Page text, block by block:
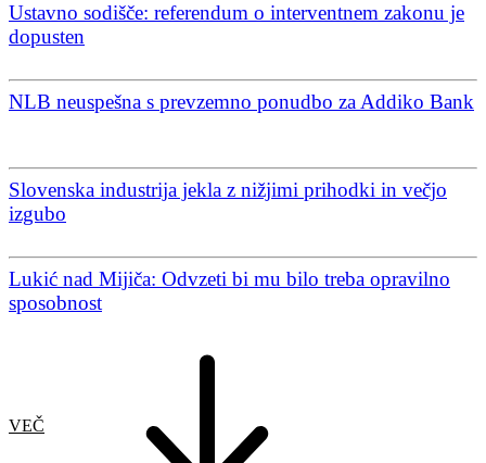
Ustavno sodišče: referendum o interventnem zakonu je
dopusten
NLB neuspešna s prevzemno ponudbo za Addiko Bank
Slovenska industrija jekla z nižjimi prihodki in večjo
izgubo
Lukić nad Mijiča: Odvzeti bi mu bilo treba opravilno
sposobnost
VEČ